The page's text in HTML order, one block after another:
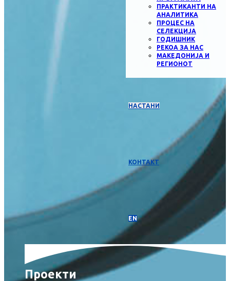
ПРАКТИКАНТИ НА
АНАЛИТИКА
ПРОЦЕС НА
СЕЛЕКЦИЈА
ГОДИШНИК
РЕКОА ЗА НАС
МАКЕДОНИЈА И
РЕГИОНОТ
НАСТАНИ
КОНТАКТ
EN
Проекти